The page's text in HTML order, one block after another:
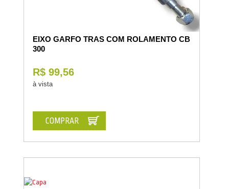
EIXO GARFO TRAS COM ROLAMENTO CB
300
R$ 99,56
à vista
COMPRAR